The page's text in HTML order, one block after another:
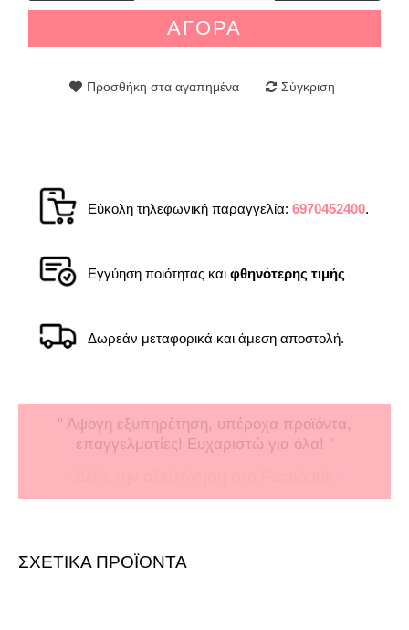
ΑΓΟΡΆ
Προσθήκη στα αγαπημένα Σύγκριση
Εύκολη τηλεφωνική παραγγελία: 6970452400.
Εγγύηση ποιότητας και φθηνότερης τιμής
Δωρεάν μεταφορικά και άμεση αποστολή.
" Άψογη εξυπηρέτηση, υπέροχα προϊόντα,
επαγγελματίες! Ευχαριστώ για όλα! "
- -
ΣΧΕΤΙΚΑ ΠΡΟΪΟΝΤΑ